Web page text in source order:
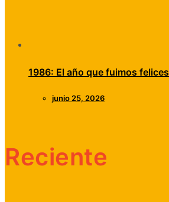
1986: El año que fuimos felices
junio 25, 2026
Reciente